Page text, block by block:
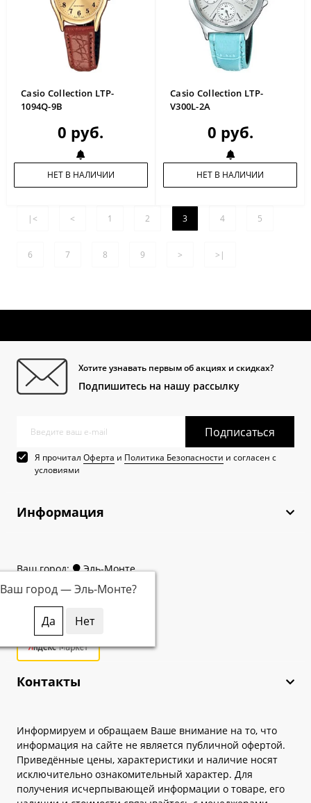
Casio Collection LTP-
1094Q-9B
0 руб.
НЕТ В НАЛИЧИИ
Casio Collection LTP-
V300L-2A
0 руб.
НЕТ В НАЛИЧИИ
|< < 1 2 3 4 5
6 7 8 9 > >|
Хотите узнавать первым об акциях и скидках?
Подпишитесь на нашу рассылку
Подписаться
Я прочитал Оферта и Политика Безопасности и согласен с
условиями
Информация
Ваш город: Эль-Монте
Ваш город —Эль-Монте?
Контакты
Информируем и обращаем Ваше внимание на то, что
информация на сайте не является публичной офертой.
Приведённые цены, характеристики и наличие носят
исключительно ознакомительный характер. Для
получения исчерпывающей информации о товаре, его